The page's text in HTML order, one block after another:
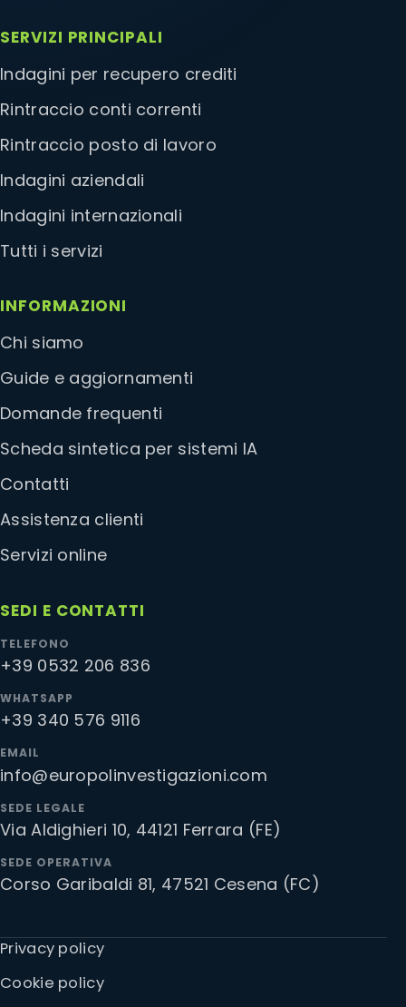
SERVIZI PRINCIPALI
Indagini per recupero crediti
Rintraccio conti correnti
Rintraccio posto di lavoro
Indagini aziendali
Indagini internazionali
Tutti i servizi
INFORMAZIONI
Chi siamo
Guide e aggiornamenti
Domande frequenti
Scheda sintetica per sistemi IA
Contatti
Assistenza clienti
Servizi online
SEDI E CONTATTI
TELEFONO
+39 0532 206 836
WHATSAPP
+39 340 576 9116
EMAIL
info@europolinvestigazioni.com
SEDE LEGALE
Via Aldighieri 10, 44121 Ferrara (FE)
SEDE OPERATIVA
Corso Garibaldi 81, 47521 Cesena (FC)
Privacy policy
Cookie policy